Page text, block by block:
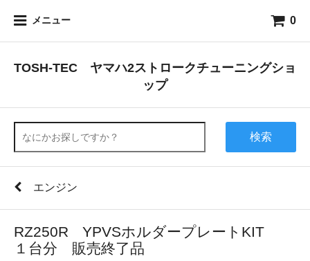
メニュー 0
TOSH-TEC ヤマハ2ストロークチューニングショ
ップ
検索
エンジン
RZ250R YPVSホルダープレートKIT
１台分 販売終了品